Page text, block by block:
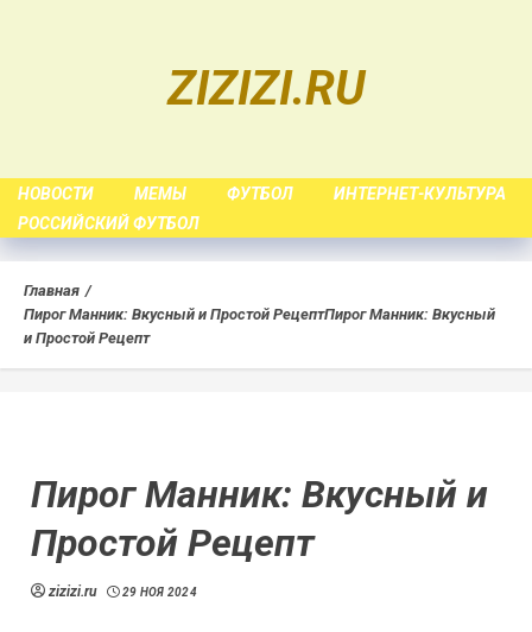
ZIZIZI.RU
НОВОСТИ МЕМЫ ФУТБОЛ
ИНТЕРНЕТ-КУЛЬТУРА
РОССИЙСКИЙ ФУТБОЛ
Главная
Пирог Манник: Вкусный и Простой РецептПирог Манник: Вкусный
и Простой Рецепт
Пирог Манник: Вкусный и
Простой Рецепт
zizizi.ru 29 НОЯ 2024